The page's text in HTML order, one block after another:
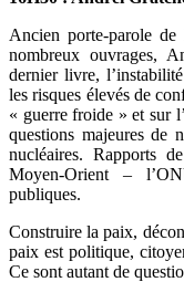
Ancien porte-parole
nombreux ouvrages,
dernier livre,
les risques élevés de
« guerre froide » et sur
questions majeures de
nucléaires. Rapports
Moyen-Orient –
publiques.
Construire la paix,
paix est politique,
Ce sont autant de